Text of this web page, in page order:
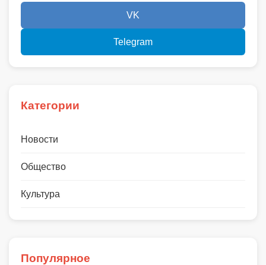
VK
Telegram
Категории
Новости
Общество
Культура
Популярное